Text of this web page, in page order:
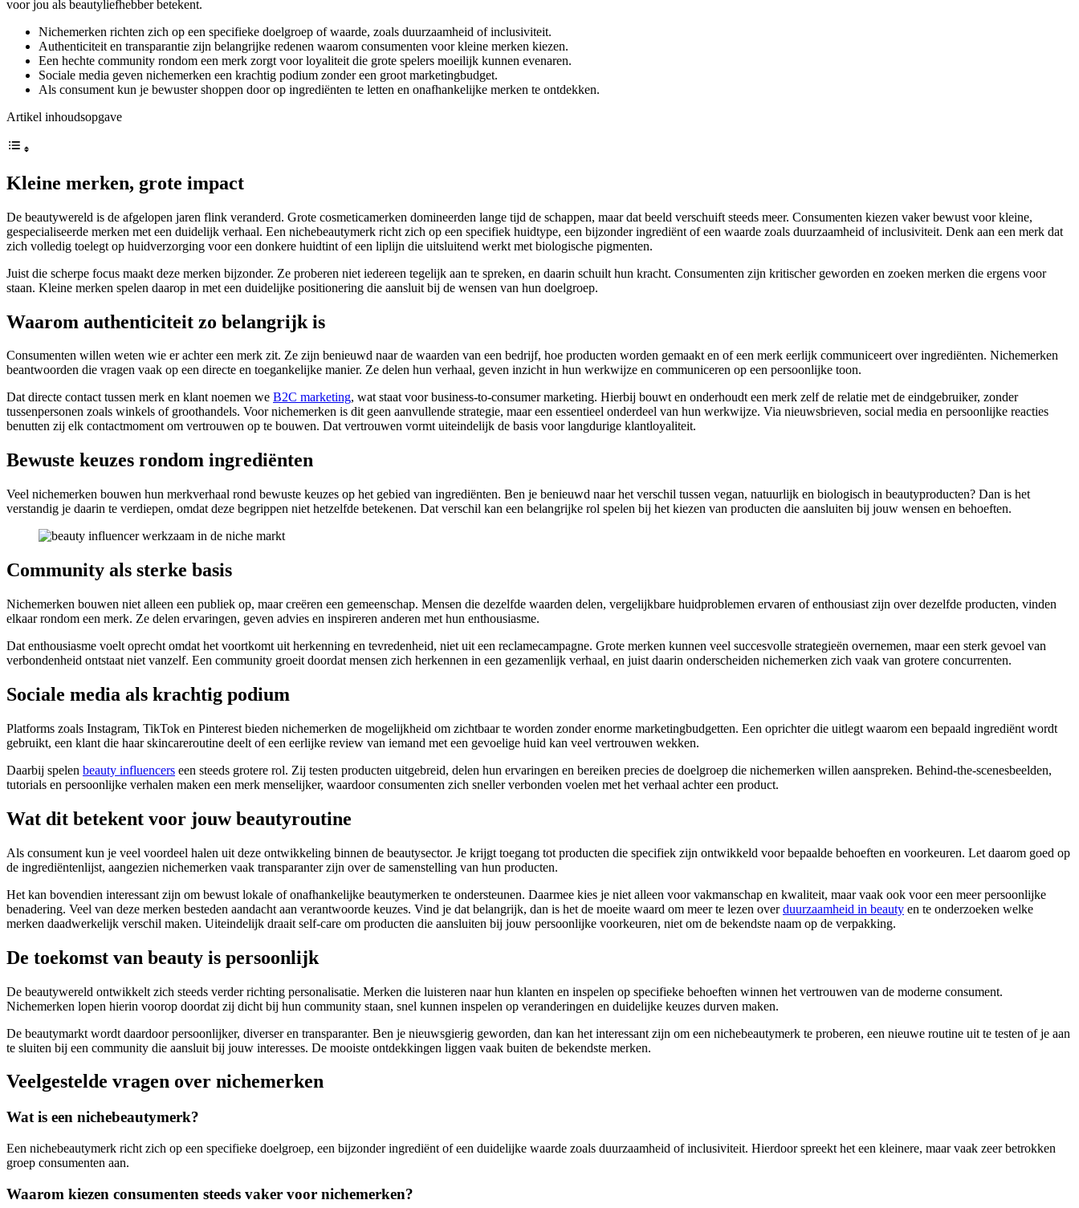
voor jou als beautyliefhebber betekent.
Nichemerken richten zich op een specifieke doelgroep of waarde, zoals duurzaamheid of inclusiviteit.
Authenticiteit en transparantie zijn belangrijke redenen waarom consumenten voor kleine merken kiezen.
Een hechte community rondom een merk zorgt voor loyaliteit die grote spelers moeilijk kunnen evenaren.
Sociale media geven nichemerken een krachtig podium zonder een groot marketingbudget.
Als consument kun je bewuster shoppen door op ingrediënten te letten en onafhankelijke merken te ontdekken.
Artikel inhoudsopgave
Kleine merken, grote impact
De beautywereld is de afgelopen jaren flink veranderd. Grote cosmeticamerken domineerden lange tijd de schappen, maar dat beeld verschuift steeds meer. Consumenten kiezen vaker bewust voor kleine,
gespecialiseerde merken met een duidelijk verhaal. Een nichebeautymerk richt zich op een specifiek huidtype, een bijzonder ingrediënt of een waarde zoals duurzaamheid of inclusiviteit. Denk aan een merk dat
zich volledig toelegt op huidverzorging voor een donkere huidtint of een liplijn die uitsluitend werkt met biologische pigmenten.
Juist die scherpe focus maakt deze merken bijzonder. Ze proberen niet iedereen tegelijk aan te spreken, en daarin schuilt hun kracht. Consumenten zijn kritischer geworden en zoeken merken die ergens voor
staan. Kleine merken spelen daarop in met een duidelijke positionering die aansluit bij de wensen van hun doelgroep.
Waarom authenticiteit zo belangrijk is
Consumenten willen weten wie er achter een merk zit. Ze zijn benieuwd naar de waarden van een bedrijf, hoe producten worden gemaakt en of een merk eerlijk communiceert over ingrediënten. Nichemerken
beantwoorden die vragen vaak op een directe en toegankelijke manier. Ze delen hun verhaal, geven inzicht in hun werkwijze en communiceren op een persoonlijke toon.
Dat directe contact tussen merk en klant noemen we B2C marketing, wat staat voor business-to-consumer marketing. Hierbij bouwt en onderhoudt een merk zelf de relatie met de eindgebruiker, zonder
tussenpersonen zoals winkels of groothandels. Voor nichemerken is dit geen aanvullende strategie, maar een essentieel onderdeel van hun werkwijze. Via nieuwsbrieven, social media en persoonlijke reacties
benutten zij elk contactmoment om vertrouwen op te bouwen. Dat vertrouwen vormt uiteindelijk de basis voor langdurige klantloyaliteit.
Bewuste keuzes rondom ingrediënten
Veel nichemerken bouwen hun merkverhaal rond bewuste keuzes op het gebied van ingrediënten. Ben je benieuwd naar het verschil tussen vegan, natuurlijk en biologisch in beautyproducten? Dan is het
verstandig je daarin te verdiepen, omdat deze begrippen niet hetzelfde betekenen. Dat verschil kan een belangrijke rol spelen bij het kiezen van producten die aansluiten bij jouw wensen en behoeften.
Community als sterke basis
Nichemerken bouwen niet alleen een publiek op, maar creëren een gemeenschap. Mensen die dezelfde waarden delen, vergelijkbare huidproblemen ervaren of enthousiast zijn over dezelfde producten, vinden
elkaar rondom een merk. Ze delen ervaringen, geven advies en inspireren anderen met hun enthousiasme.
Dat enthousiasme voelt oprecht omdat het voortkomt uit herkenning en tevredenheid, niet uit een reclamecampagne. Grote merken kunnen veel succesvolle strategieën overnemen, maar een sterk gevoel van
verbondenheid ontstaat niet vanzelf. Een community groeit doordat mensen zich herkennen in een gezamenlijk verhaal, en juist daarin onderscheiden nichemerken zich vaak van grotere concurrenten.
Sociale media als krachtig podium
Platforms zoals Instagram, TikTok en Pinterest bieden nichemerken de mogelijkheid om zichtbaar te worden zonder enorme marketingbudgetten. Een oprichter die uitlegt waarom een bepaald ingrediënt wordt
gebruikt, een klant die haar skincareroutine deelt of een eerlijke review van iemand met een gevoelige huid kan veel vertrouwen wekken.
Daarbij spelen beauty influencers een steeds grotere rol. Zij testen producten uitgebreid, delen hun ervaringen en bereiken precies de doelgroep die nichemerken willen aanspreken. Behind-the-scenesbeelden,
tutorials en persoonlijke verhalen maken een merk menselijker, waardoor consumenten zich sneller verbonden voelen met het verhaal achter een product.
Wat dit betekent voor jouw beautyroutine
Als consument kun je veel voordeel halen uit deze ontwikkeling binnen de beautysector. Je krijgt toegang tot producten die specifiek zijn ontwikkeld voor bepaalde behoeften en voorkeuren. Let daarom goed op
de ingrediëntenlijst, aangezien nichemerken vaak transparanter zijn over de samenstelling van hun producten.
Het kan bovendien interessant zijn om bewust lokale of onafhankelijke beautymerken te ondersteunen. Daarmee kies je niet alleen voor vakmanschap en kwaliteit, maar vaak ook voor een meer persoonlijke
benadering. Veel van deze merken besteden aandacht aan verantwoorde keuzes. Vind je dat belangrijk, dan is het de moeite waard om meer te lezen overduurzaamheid in beauty en te onderzoeken welke
merken daadwerkelijk verschil maken. Uiteindelijk draait self-care om producten die aansluiten bij jouw persoonlijke voorkeuren, niet om de bekendste naam op de verpakking.
De toekomst van beauty is persoonlijk
De beautywereld ontwikkelt zich steeds verder richting personalisatie. Merken die luisteren naar hun klanten en inspelen op specifieke behoeften winnen het vertrouwen van de moderne consument.
Nichemerken lopen hierin voorop doordat zij dicht bij hun community staan, snel kunnen inspelen op veranderingen en duidelijke keuzes durven maken.
De beautymarkt wordt daardoor persoonlijker, diverser en transparanter. Ben je nieuwsgierig geworden, dan kan het interessant zijn om een nichebeautymerk te proberen, een nieuwe routine uit te testen of je aan
te sluiten bij een community die aansluit bij jouw interesses. De mooiste ontdekkingen liggen vaak buiten de bekendste merken.
Veelgestelde vragen over nichemerken
Wat is een nichebeautymerk?
Een nichebeautymerk richt zich op een specifieke doelgroep, een bijzonder ingrediënt of een duidelijke waarde zoals duurzaamheid of inclusiviteit. Hierdoor spreekt het een kleinere, maar vaak zeer betrokken
groep consumenten aan.
Waarom kiezen consumenten steeds vaker voor nichemerken?